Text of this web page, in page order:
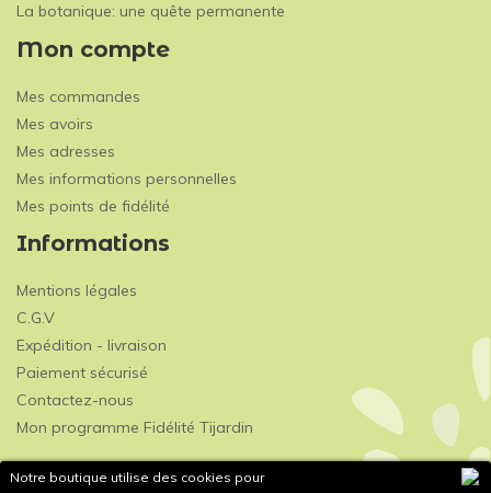
Notre boutique utilise des cookies pour
La botanique: une quête permanente
Mon compte
Mes commandes
Mes avoirs
Mes adresses
Mes informations personnelles
Mes points de fidélité
Informations
Mentions légales
C.G.V
Expédition - livraison
Paiement sécurisé
Contactez-nous
Mon programme Fidélité Tijardin